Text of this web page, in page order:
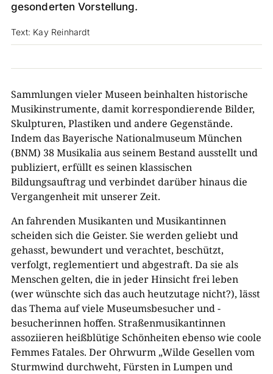
gesonderten Vorstellung.
Text: Kay Reinhardt
Sammlungen vieler Museen beinhalten historische
Musikinstrumente, damit korrespondierende Bilder,
Skulpturen, Plastiken und andere Gegenstände.
Indem das Bayerische Nationalmuseum München
(BNM) 38 Musikalia aus seinem Bestand ausstellt und
publiziert, erfüllt es seinen klassischen
Bildungsauftrag und verbindet darüber hinaus die
Vergangenheit mit unserer Zeit.
An fahrenden Musikanten und Musikantinnen
scheiden sich die Geister. Sie werden geliebt und
gehasst, bewundert und verachtet, beschützt,
verfolgt, reglementiert und abgestraft. Da sie als
Menschen gelten, die in jeder Hinsicht frei leben
(wer wünschte sich das auch heutzutage nicht?), lässt
das Thema auf viele Museumsbesucher und -
besucherinnen hoffen. Straßenmusikantinnen
assoziieren heißblütige Schönheiten ebenso wie coole
Femmes Fatales. Der Ohrwurm „Wilde Gesellen vom
Sturmwind durchweht, Fürsten in Lumpen und